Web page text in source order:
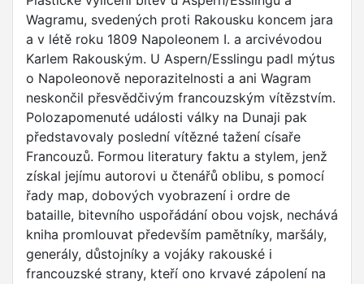
Wagramu, svedených proti Rakousku koncem jara
a v létě roku 1809 Napoleonem I. a arcivévodou
Karlem Rakouským. U Aspern/Esslingu padl mýtus
o Napoleonově neporazitelnosti a ani Wagram
neskončil přesvědčivým francouzským vítězstvím.
Polozapomenuté události války na Dunaji pak
představovaly poslední vítězné tažení císaře
Francouzů. Formou literatury faktu a stylem, jenž
získal jejímu autorovi u čtenářů oblibu, s pomocí
řady map, dobových vyobrazení i ordre de
bataille, bitevního uspořádání obou vojsk, nechává
kniha promlouvat především pamětníky, maršály,
generály, důstojníky a vojáky rakouské i
francouzské strany, kteří ono krvavé zápolení na